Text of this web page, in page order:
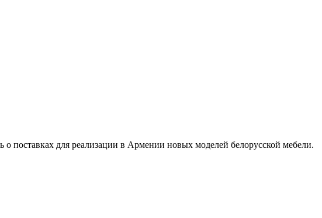
поставках для реализации в Армении новых моделей белорусской мебели.